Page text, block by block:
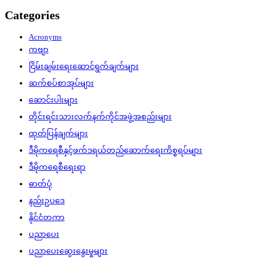
Categories
Acronyms
ကဗျာ
ငြိမ်းချမ်းရေးဆောင်ရွက်ချက်များ
ဆက်စပ်စာအုပ်များ
ဆောင်းပါးများ
တိုင်းရင်းသားလက်နက်ကိုင်အဖွဲ့အစည်းများ
ထုတ်ပြန်ချက်များ
ဒီမိုကရေစီနှင့်ဖက်ဒရယ်တည်ဆောက်‌ရေးကိစ္စရပ်များ
ဒီမိုကရေစီရေးရာ
ဓာတ်ပုံ
နည်းဥပဒေ
နိုင်ငံတကာ
ပညာပေး
ပညာပေးဆွေးနွေးမှုများ